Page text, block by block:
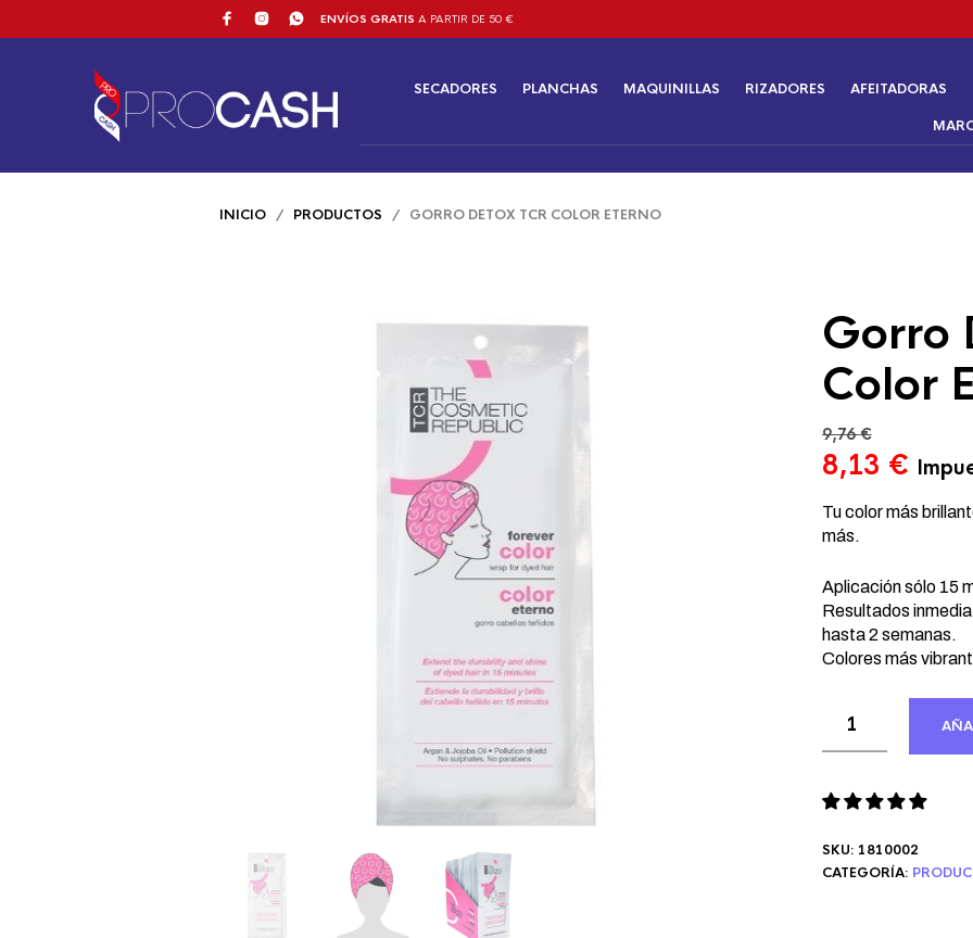
ENVÍOS GRATIS A PARTIR DE 50 €
SECADORES PLANCHAS MAQUINILLAS RIZADORES AFEITADORAS
INICIO / PRODUCTOS / GORRO DETOX TCR COLOR ETERNO
Gorro
Color
9,76€
El
original
era:
8,13 €El
Tu color más
más.
Aplicación sólo 15
Resultados
hasta 2 semanas.
Colores más
SKU: 1810002
CATEGORÍA: